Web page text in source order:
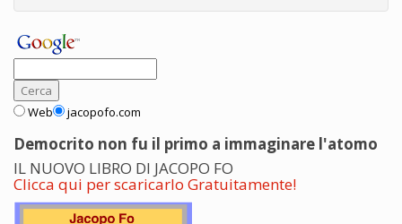
Web jacopofo.com
Democrito non fu il primo a immaginare l'atomo
IL NUOVO LIBRO DI JACOPO FO
Clicca qui per scaricarlo Gratuitamente!